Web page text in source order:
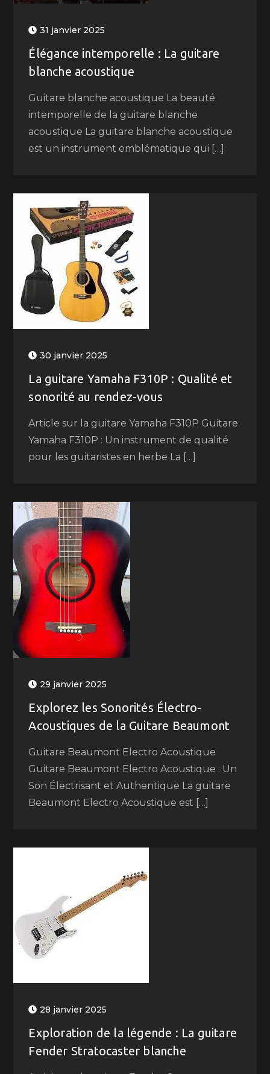
31 janvier 2025
Élégance intemporelle : La guitare
blanche acoustique
Guitare blanche acoustique La beauté
intemporelle de la guitare blanche
acoustique La guitare blanche acoustique
est un instrument emblématique qui […]
30 janvier 2025
La guitare Yamaha F310P : Qualité et
sonorité au rendez-vous
Article sur la guitare Yamaha F310P Guitare
Yamaha F310P : Un instrument de qualité
pour les guitaristes en herbe La […]
29 janvier 2025
Explorez les Sonorités Électro-
Acoustiques de la Guitare Beaumont
Guitare Beaumont Electro Acoustique
Guitare Beaumont Electro Acoustique : Un
Son Électrisant et Authentique La guitare
Beaumont Electro Acoustique est […]
28 janvier 2025
Exploration de la légende : La guitare
Fender Stratocaster blanche